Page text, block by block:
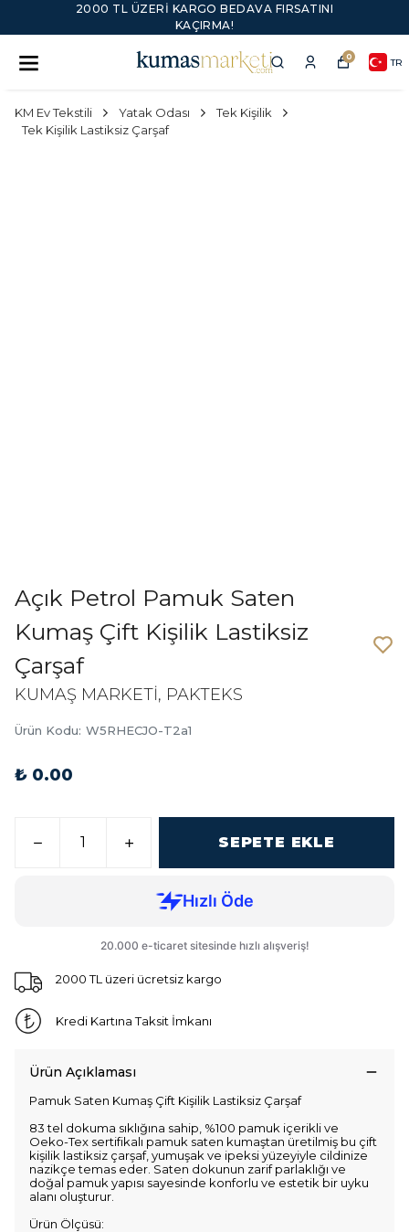
2000 TL ÜZERI KARGO BEDAVA FIRSATINI
KAÇIRMA!
0 TR
KM Ev Tekstili Yatak Odası
Tek Kişilik
Tek Kişilik Lastiksiz Çarşaf
Açık Petrol Pamuk Saten
Kumaş Çift Kişilik Lastiksiz
Çarşaf
KUMAŞ MARKETİ, PAKTEKS
Ürün Kodu: W5RHECJO-T2a1
₺ 0.00
SEPETE EKLE
2000 TL üzeri ücretsiz kargo
Kredi Kartına Taksit İmkanı
Ürün Açıklaması
Pamuk Saten Kumaş Çift Kişilik Lastiksiz Çarşaf
83 tel dokuma sıklığına sahip, %100 pamuk içerikli ve
Oeko-Tex sertifikalı pamuk saten kumaştan üretilmiş bu çift
kişilik lastiksiz çarşaf, yumuşak ve ipeksi yüzeyiyle cildinize
nazikçe temas eder. Saten dokunun zarif parlaklığı ve
doğal pamuk yapısı sayesinde konforlu ve estetik bir uyku
alanı oluşturur.
Ürün Ölçüsü: